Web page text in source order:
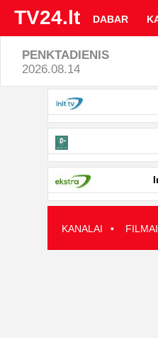
TV24.lt DABAR
PENKTADIENIS
2026.08.14
TV
|
TV24.LT
KANALAI · FILMAI